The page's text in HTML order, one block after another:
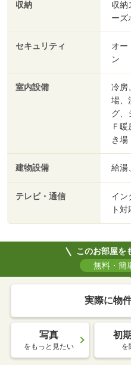
収納
収納
ーズ
セキュリティ
オー
ン
室内設備
冷房
場、
グ、
Ｆ
き場
建物設備 給湯
テレビ・通信
イン
ト対
このお部屋を
無料・簡
実際に物
写真
をもっと見たい
初
を